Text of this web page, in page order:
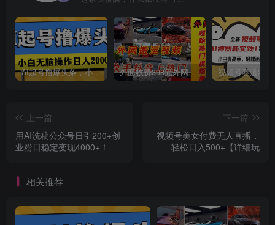
AI起号撸爆头条，小白也能操作，日入2000+ 外面收费398元外网超跑豪车汽车视频搬运至快手抖音上热门项目
上一篇
用AI洗稿公众号日引200+创
业粉日稳定变现4000+！
下一篇
视频号美女付费无人直播，
轻松日入500+【详细玩
相关推荐